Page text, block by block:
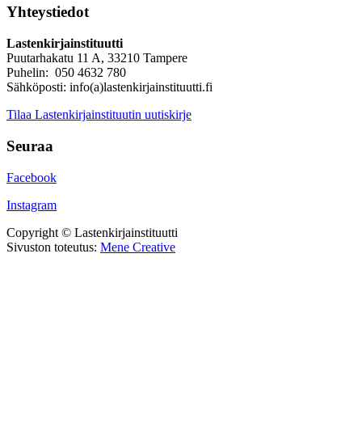
Yhteystiedot
Lastenkirjainstituutti
Puutarhakatu 11 A, 33210 Tampere
Puhelin: 050 4632 780
Sähköposti: info(a)lastenkirjainstituutti.fi
Tilaa Lastenkirjainstituutin uutiskirje
Seuraa
Facebook
Instagram
Copyright © Lastenkirjainstituutti
Sivuston toteutus: Mene Creative